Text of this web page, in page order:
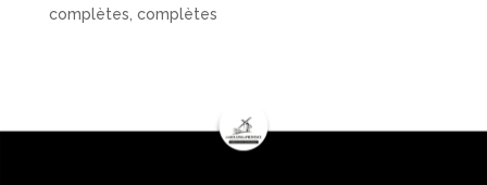
complètes, complètes